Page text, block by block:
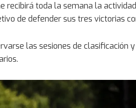
recibirá toda la semana la
de defender sus tres victorias
las sesiones de clasificación